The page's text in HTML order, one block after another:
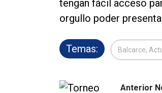
tengan fácil acceso
orgullo poder
Temas: Balcarce,
Anterior